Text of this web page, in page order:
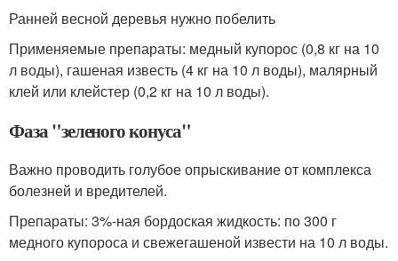
Ранней весной деревья нужно побелить
Применяемые препараты: медный купорос (0,8 кг на 10
л воды), гашеная известь (4 кг на 10 л воды), малярный
клей или клейстер (0,2 кг на 10 л воды).
Фаза "зеленого конуса"
Важно проводить голубое опрыскивание от комплекса
болезней и вредителей.
Препараты: 3%-ная бордоская жидкость: по 300 г
медного купороса и свежегашеной извести на 10 л воды.